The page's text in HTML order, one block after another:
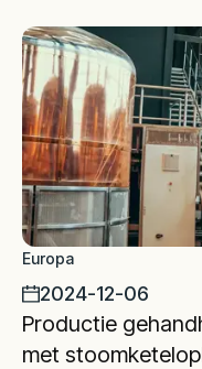
Europa
2024-12-06
Productie
met